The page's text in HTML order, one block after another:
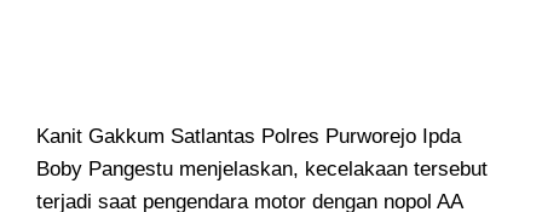
Kanit Gakkum Satlantas Polres Purworejo Ipda
Boby Pangestu menjelaskan, kecelakaan tersebut
terjadi saat pengendara motor dengan nopol AA